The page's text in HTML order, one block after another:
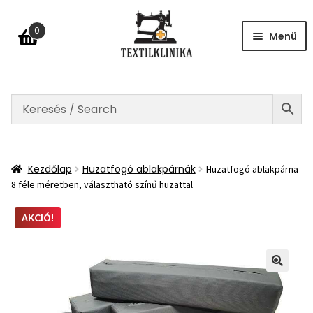
navigációhoz
tartalomba
0 Menü
tájékoztató
a szerződéstől
Kezdőlap Huzatfogó ablakpárnák
Huzatfogó ablakpárna
8 féle méretben, választható színű huzattal
AKCIÓ!